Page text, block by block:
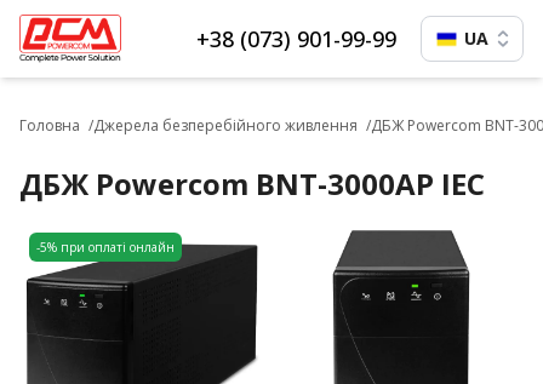
+38 (073) 901-99-99 UA
Головна Джерела безперебійного живлення ДБЖ Powercom BNT-
ДБЖ Powercom BNT-3000AP IEC
-5% при оплаті онлайн